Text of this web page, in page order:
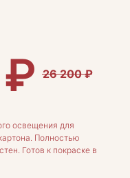
₽ 26 200 ₽
освещения для
Полностью
Готов к покраске в